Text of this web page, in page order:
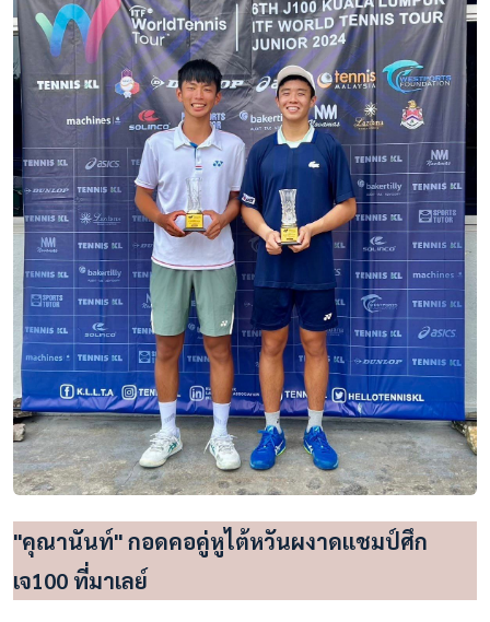
"คุณานันท์" กอดคอคู่หูไต้หวันผงาดแชมป์ศึก
เจ100 ที่มาเลย์